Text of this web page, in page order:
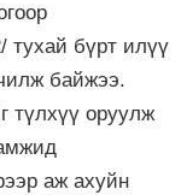
тухай бүрт илүү
байжээ.
түлхүү оруулж
аж ахуйн